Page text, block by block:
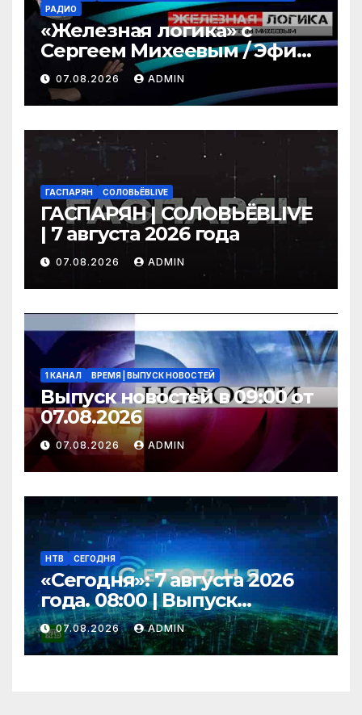
РАДИО
«Железная логика» с
Сергеем Михеевым / Эфир
07.08.2026
07.08.2026 ADMIN
ГАСПАРЯН СОЛОВЬЁВLIVE
ГАСПАРЯН | СОЛОВЬЁВLIVE
| 7 августа 2026 года
07.08.2026 ADMIN
1 КАНАЛ ВРЕМЯ | ВЫПУСК НОВОСТЕЙ
Выпуск новостей в 09:00 от
07.08.2026
07.08.2026 ADMIN
НТВ СЕГОДНЯ
«Сегодня»: 7 августа 2026
года. 08:00 | Выпуск
новостей | Новости НТВ
07.08.2026 ADMIN